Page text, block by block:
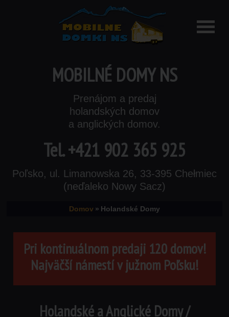
MOBILNÉ DOMY NS
Prenájom a predaj
holandských domov
a anglických domov.
Tel.+421 902 365 925
Poľsko, ul. Limanowska 26, 33-395 Chełmiec
(neďaleko Nowy Sacz)
Domov » Holandské Domy
Pri kontinuálnom predaji 120 domov!
Najväčší námestí v južnom Poľsku!
Holandské a Anglické Domy /